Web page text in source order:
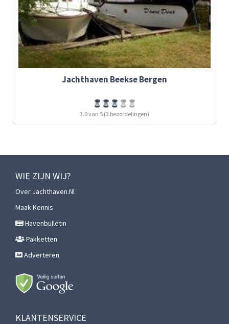
Jachthaven Beekse Bergen
3.0 van 5 (3 beoordelingen)
WIE ZIJN WIJ?
Over Jachthaven.nl
Maak Kennis
Havenbulletin
Pakketten
Adverteren
KLANTENSERVICE